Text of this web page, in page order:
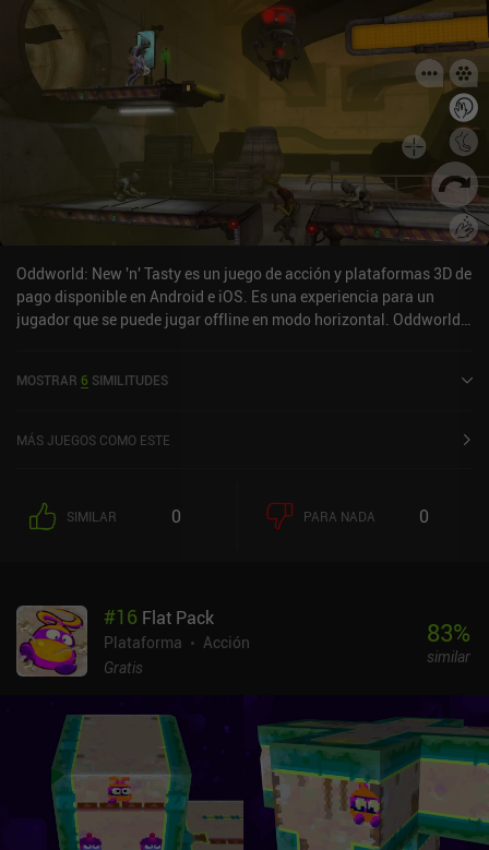
Oddworld: New 'n' Tasty es un juego de acción y plataformas 3D de
pago disponible en Android e iOS. Es una experiencia para un
jugador que se puede jugar offline en modo horizontal. Oddworld:
Store de iOS.
MOSTRAR 6 SIMILITUDES
MÁS JUEGOS COMO ESTE
SIMILAR 0 PARA NADA 0
#16 Flat Pack
Plataforma
Acción
Gratis
83%
similar